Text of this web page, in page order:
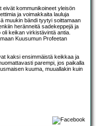
eivät kommunikoineet yleisön
ja voimakkaita lauluja
muukin bändi tyytyi soittamaan
heränneitä sadekeppejä ja
keikan virkistävintä antia.
Kuusumun Profeetan
kaksi ensimmäistä keikkaa ja
parempi, jos paikalla
kuuma, muuallakin kuin